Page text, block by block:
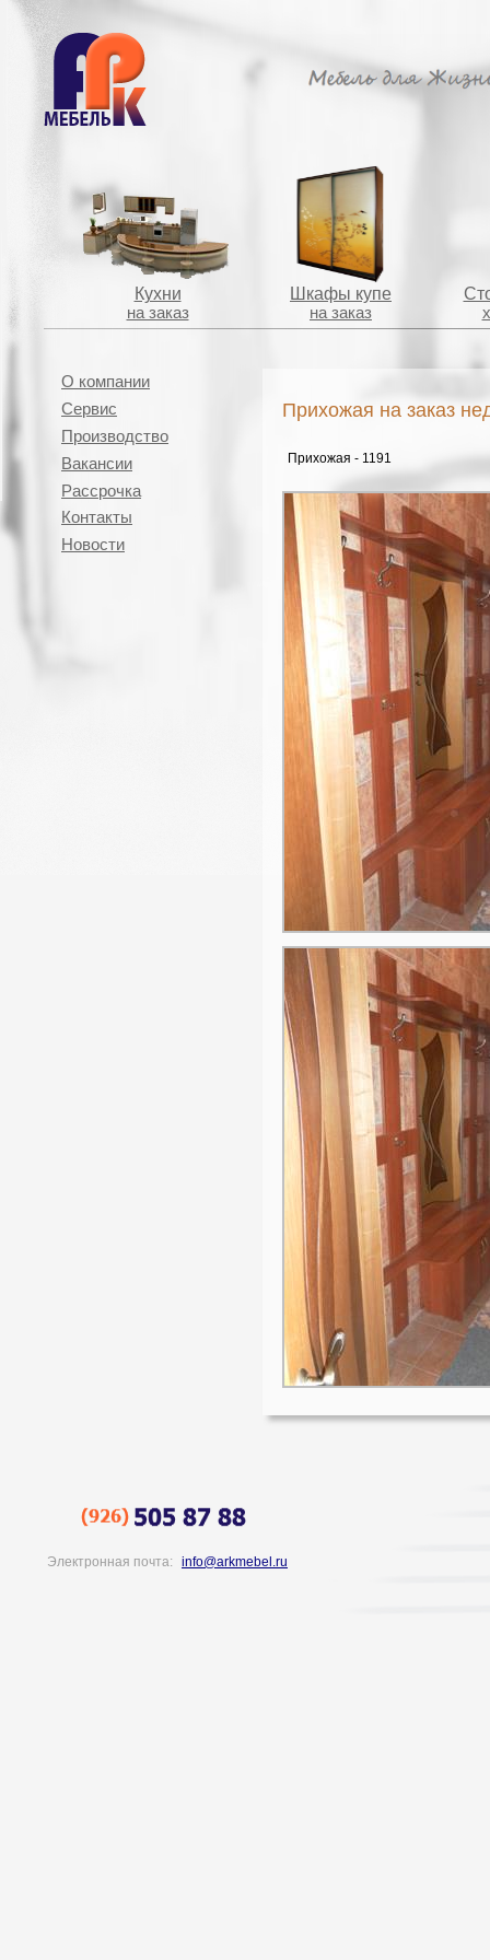
Кухни
на заказ
Шкафы купе
на заказ
О компании
Сервис
Производство
Вакансии
Рассрочка
Контакты
Новости
Прихожая на заказ
Прихожая - 1191
Электронная почта: info@arkmebel.ru